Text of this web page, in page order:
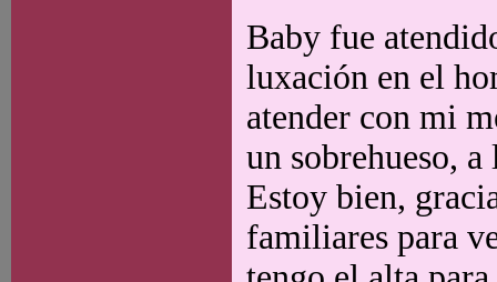
Baby fue
luxación en el
atender con mi
un sobrehueso,
Estoy bien,
familiares para